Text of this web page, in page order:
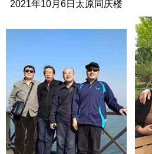
2021年10月6日太原同庆楼